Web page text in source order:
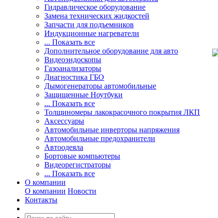
Гидравлическое оборудование
Замена технических жидкостей
Запчасти для подъемников
Индукционные нагреватели
... Показать все
Дополнительное оборудование для авто
Видеоэндоскопы
Газоанализаторы
Диагностика ГБО
Дымогенераторы автомобильные
Защищенные Ноутбуки
... Показать все
Толщиномеры лакокрасочного покрытия ЛКП
Аксессуары
Автомобильные инверторы напряжения
Автомобильные предохранители
Автоодеяла
Бортовые компьютеры
Видеорегистраторы
... Показать все
О компании
О компании Новости
Контакты